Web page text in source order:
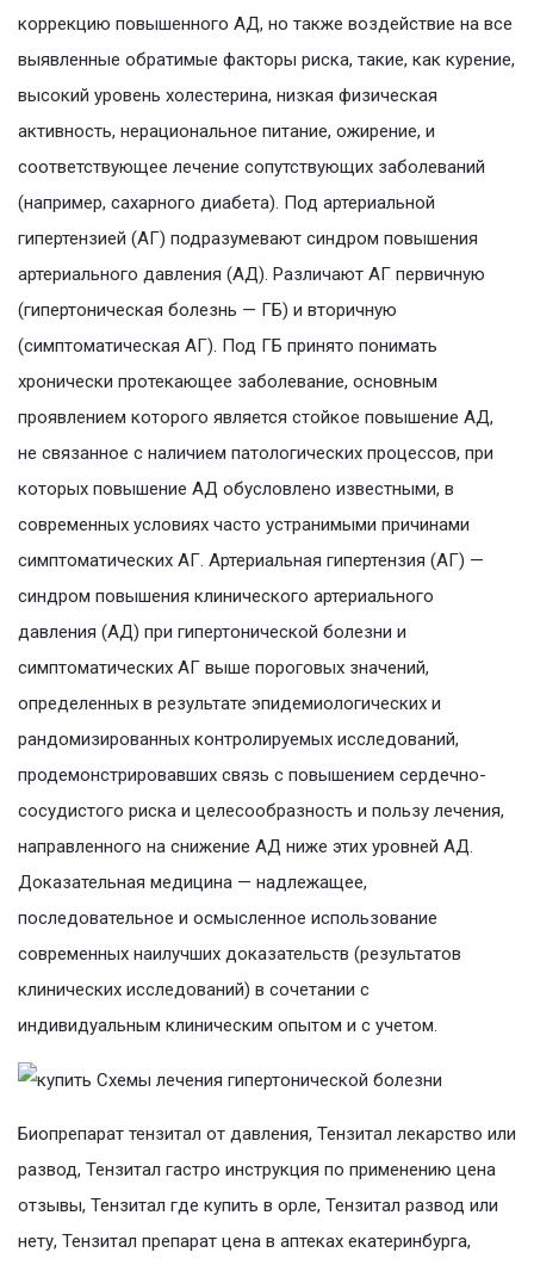
коррекцию повышенного АД, но также воздействие на все
выявленные обратимые факторы риска, такие, как курение,
высокий уровень холестерина, низкая физическая
активность, нерациональное питание, ожирение, и
соответствующее лечение сопутствующих заболеваний
(например, сахарного диабета). Под артериальной
гипертензией (АГ) подразумевают синдром повышения
артериального давления (АД). Различают АГ первичную
(гипертоническая болезнь — ГБ) и вторичную
(симптоматическая АГ). Под ГБ принято понимать
хронически протекающее заболевание, основным
проявлением которого является стойкое повышение АД,
не связанное с наличием патологических процессов, при
которых повышение АД обусловлено известными, в
современных условиях часто устранимыми причинами
симптоматических АГ. Артериальная гипертензия (АГ) —
синдром повышения клинического артериального
давления (АД) при гипертонической болезни и
симптоматических АГ выше пороговых значений,
определенных в результате эпидемиологических и
рандомизированных контролируемых исследований,
продемонстрировавших связь с повышением сердечно-
сосудистого риска и целесообразность и пользу лечения,
направленного на снижение АД ниже этих уровней АД.
Доказательная медицина — надлежащее,
последовательное и осмысленное использование
современных наилучших доказательств (результатов
клинических исследований) в сочетании с
индивидуальным клиническим опытом и c учетом.
Биопрепарат тензитал от давления, Тензитал лекарство или
развод, Тензитал гастро инструкция по применению цена
отзывы, Тензитал где купить в орле, Тензитал развод или
нету, Тензитал препарат цена в аптеках екатеринбурга,